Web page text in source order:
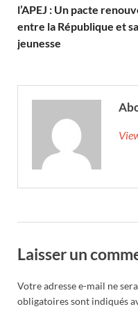
l’APEJ : Un pacte
entre la République et sa
jeunesse
Laisser un
Votre adresse e-mail ne
obligatoires sont indiqués